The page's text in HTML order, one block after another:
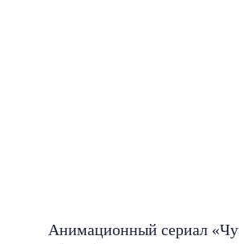
Анимационный сериал